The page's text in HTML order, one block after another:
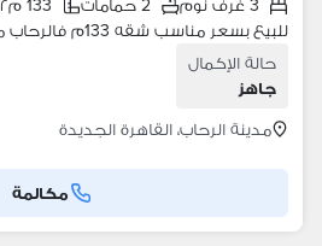
3 غرف نوم 2 حمامات
133 م٢
للبيع بسعر مناسب شقه 133م فالرحاب مرحله خامسه
حالة الإكمال
جاهز
مدينة الرحاب، القاهرة الجديدة
مكالمة